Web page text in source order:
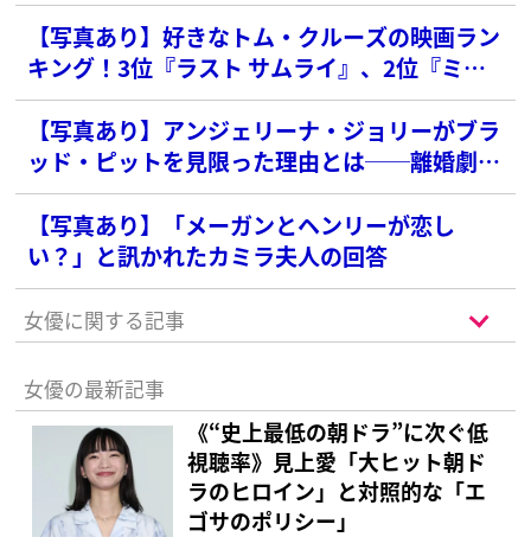
【写真あり】好きなトム・クルーズの映画ラン
キング！3位『ラスト サムライ』、2位『ミッ
ション:インポッシブル』を抑えた1位は？
【写真あり】アンジェリーナ・ジョリーがブラ
ッド・ピットを見限った理由とは──離婚劇の
裏側
【写真あり】「メーガンとヘンリーが恋し
い？」と訊かれたカミラ夫人の回答
女優に関する記事
女優の最新記事
《“史上最低の朝ドラ”に次ぐ低
視聴率》見上愛「大ヒット朝ド
ラのヒロイン」と対照的な「エ
ゴサのポリシー」